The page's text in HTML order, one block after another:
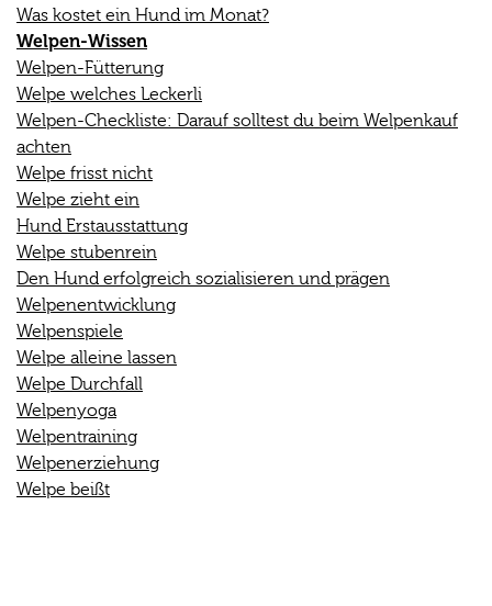
Was kostet ein Hund im Monat?
Welpen-Wissen
Welpen-Fütterung
Welpe welches Leckerli
Welpen-Checkliste: Darauf solltest du beim Welpenkauf
achten
Welpe frisst nicht
Welpe zieht ein
Hund Erstausstattung
Welpe stubenrein
Den Hund erfolgreich sozialisieren und prägen
Welpenentwicklung
Welpenspiele
Welpe alleine lassen
Welpe Durchfall
Welpenyoga
Welpentraining
Welpenerziehung
Welpe beißt